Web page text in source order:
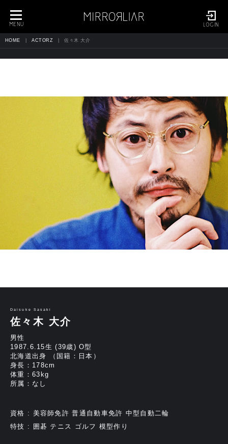
LOGIN
toggle
navigation
MENU
HOME ACTORZ 佐々木 大介
Daisuke Sasaki
佐々木 大介
男性
1987.6.15生 (39歳) O型
北海道出身 （国籍：日本）
身長：178cm
体重：63kg
所属：なし
資格 : 美容師免許 普通自動車免許 中型自動二輪
特技 : 囲碁 テニス ゴルフ 模型作り